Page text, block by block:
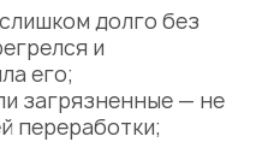
долго без
и
его;
загрязненные — не
переработки;